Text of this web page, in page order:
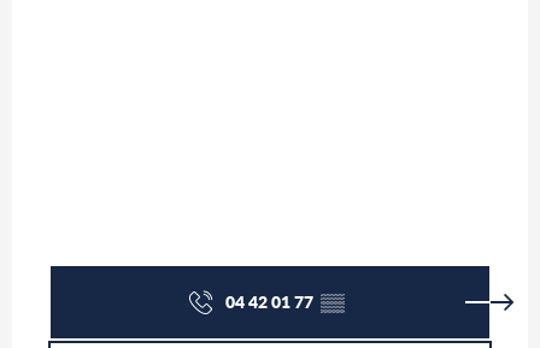
04 42 01 77▒▒